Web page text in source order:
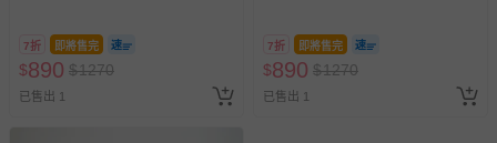
7折 即將售完
$890 $1270
已售出 1
7折 即將售完
$890 $1270
已售出 1